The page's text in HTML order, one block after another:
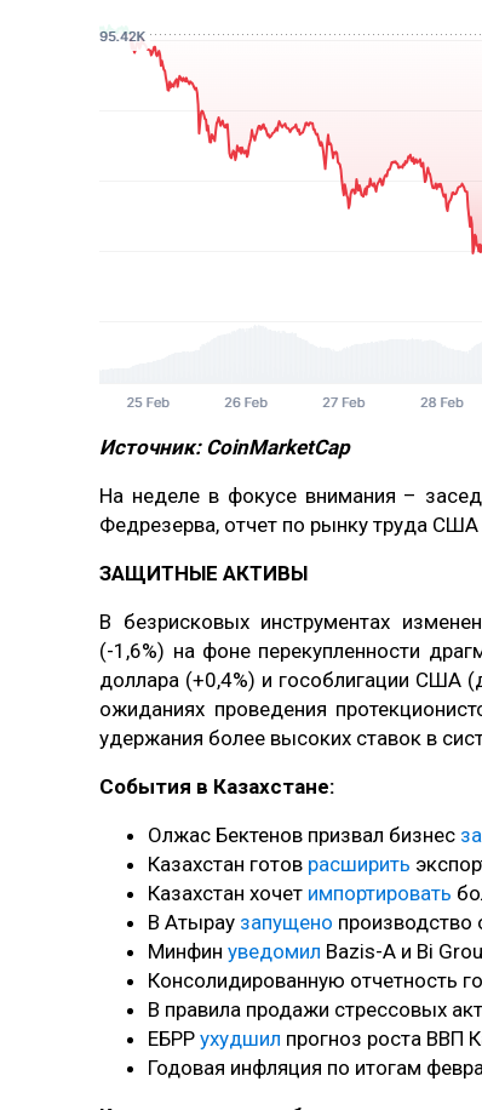
Источник: CoinMarketCap
На неделе в фокусе внимания –
Федрезерва, отчет по рынку труда США
ЗАЩИТНЫЕ АКТИВЫ
В безрисковых инструментах
(-1,6%) на фоне перекупленности
доллара (+0,4%) и гособлигации США
ожиданиях проведения
удержания более высоких ставок в
События в Казахстане:
Олжас Бектенов призвал бизнес
Казахстан готов расширить
Казахстан хочет импортировать
В Атырау запущено производство
Минфинуведомил Bazis-A и Bi
Консолидированную отчетность
В правила продажи стрессовых
ЕБРРухудшил прогноз роста ВВП
Годовая инфляция по итогам